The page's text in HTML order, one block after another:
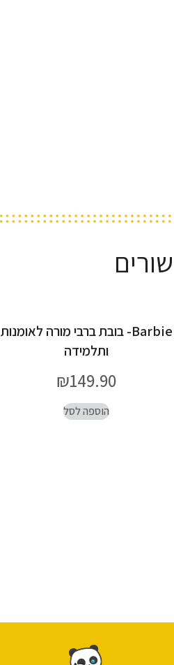
Barbie- בובת ברבי מורה לאומנות
ותלמידה
₪149.90
הוספה לסל